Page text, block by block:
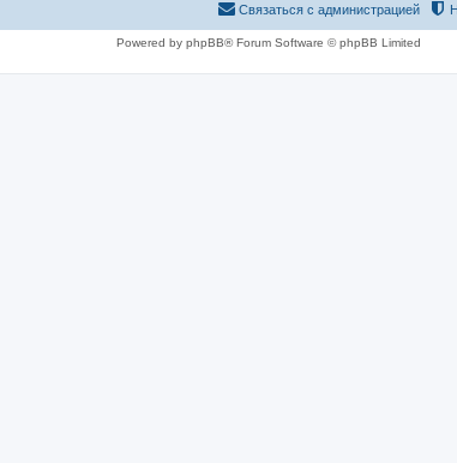
Связаться с администрацией
Powered by phpBB® Forum Software © phpBB Limited